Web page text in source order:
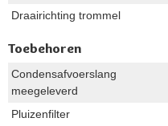
Draairichting trommel
Toebehoren
Condensafvoerslang
meegeleverd
Pluizenfilter